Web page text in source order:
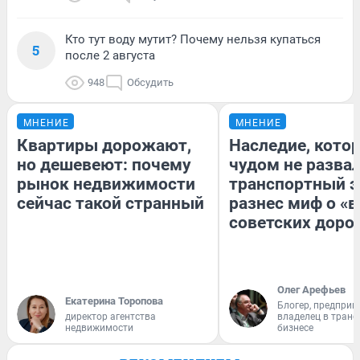
5
Кто тут воду мутит? Почему нельзя купаться
после 2 августа
948 Обсудить
МНЕНИЕ
Квартиры дорожают,
но дешевеют: почему
рынок недвижимости
сейчас такой странный
Екатерина Торопова
директор агентства
недвижимости
МНЕНИЕ
Наследие,
чудом не
транспортный
разнес миф о
советских
Олег Арефьев
Блогер,
владелец в
бизнесе